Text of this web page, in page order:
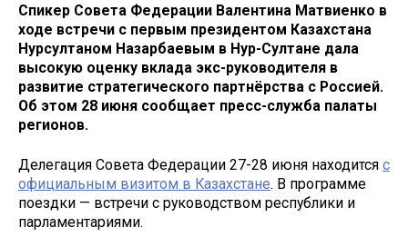
Спикер Совета Федерации Валентина Матвиенко в
ходе встречи с первым президентом Казахстана
Нурсултаном Назарбаевым в Нур-Султане дала
высокую оценку вклада экс-руководителя в
развитие стратегического партнёрства с Россией.
Об этом 28 июня сообщает пресс-служба палаты
регионов.
Делегация Совета Федерации 27-28 июня находится с
официальным визитом в Казахстане. В программе
поездки — встречи с руководством республики и
парламентариями.